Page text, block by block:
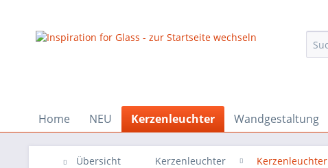
Home NEU Kerzenleuchter Wandgestaltung
Übersicht Kerzenleuchter Kerzenleuchter